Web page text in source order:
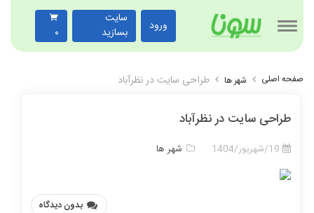
ورود
سایت
بسازید
۰
صفحه اصلی شهر ها طراحی سایت در نظرآباد
طراحی سایت در نظرآباد
شهر ها
بدون دیدگاه